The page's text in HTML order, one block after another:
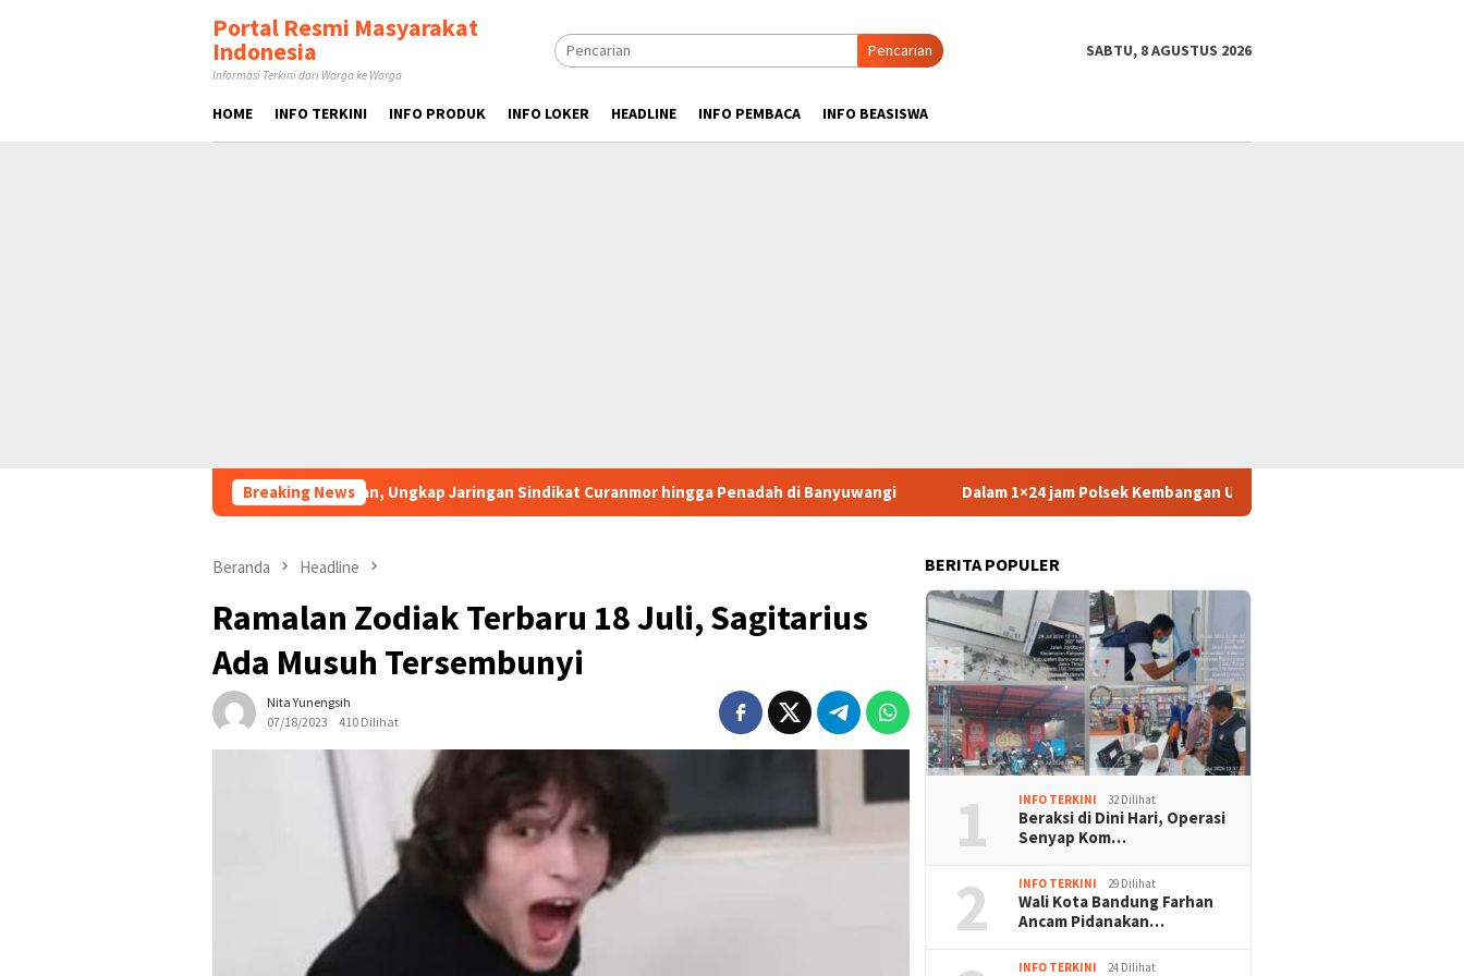
Portal Resmi Masyarakat
Indonesia
Informasi Terkini dari Warga ke Warga
Pencarian SABTU, 8 AGUSTUS 2026
HOME INFO TERKINI INFO PRODUK INFO LOKER HEADLINE INFO PEMBACA INFO BEASISWA
Breaking News
URC Macan Blambangan, Ungkap Jaringan Sindikat Curanmor hingga Penadah di Banyuwangi Dalam 1×24 jam Polsek Kembangan Ungkap Kasus Penggelapan Motor Bermodus
Beranda Headline
Ramalan Zodiak Terbaru 18 Juli, Sagitarius
Ada Musuh Tersembunyi
Nita Yunengsih
07/18/2023
410 Dilihat
BERITA POPULER
1 INFO TERKINI 32 Dilihat
Beraksi di Dini Hari, Operasi
Senyap Kom…
2 INFO TERKINI 29 Dilihat
Wali Kota Bandung Farhan
Ancam Pidanakan…
INFO TERKINI 24 Dilihat